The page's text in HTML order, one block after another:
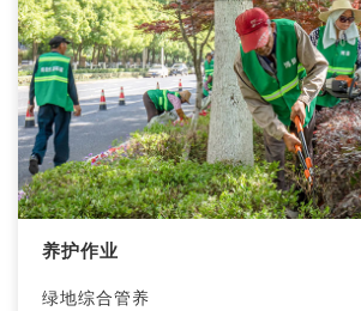
养护作业
绿地综合管养